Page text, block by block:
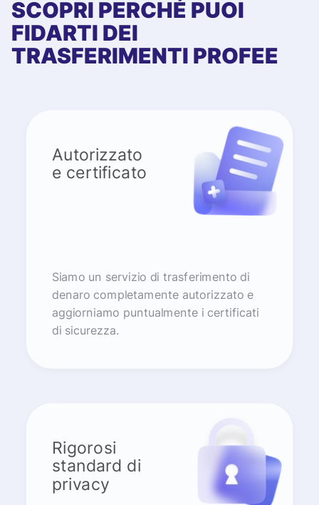
SCOPRI PERCHÉ PUOI
FIDARTI DEI
TRASFERIMENTI PROFEE
Autorizzato
e certificato
Siamo un servizio di trasferimento di
denaro completamente autorizzato e
aggiorniamo puntualmente i certificati
di sicurezza.
Rigorosi
standard di
privacy